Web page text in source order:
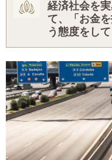
経済社会を
て、「お金
う態度をし